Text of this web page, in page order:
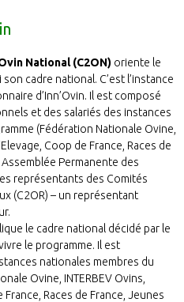
National (C2ON) oriente le
cadre national. C’est l’instance
d’Inn’Ovin. Il est composé
et des salariés des instances
(Fédération Nationale Ovine,
Coop de France, Races de
Permanente des
représentants des Comités
(C2OR) – un représentant
le cadre national décidé par le
le programme. Il est
nationales membres du
Ovine, INTERBEV Ovins,
Races de France, Jeunes